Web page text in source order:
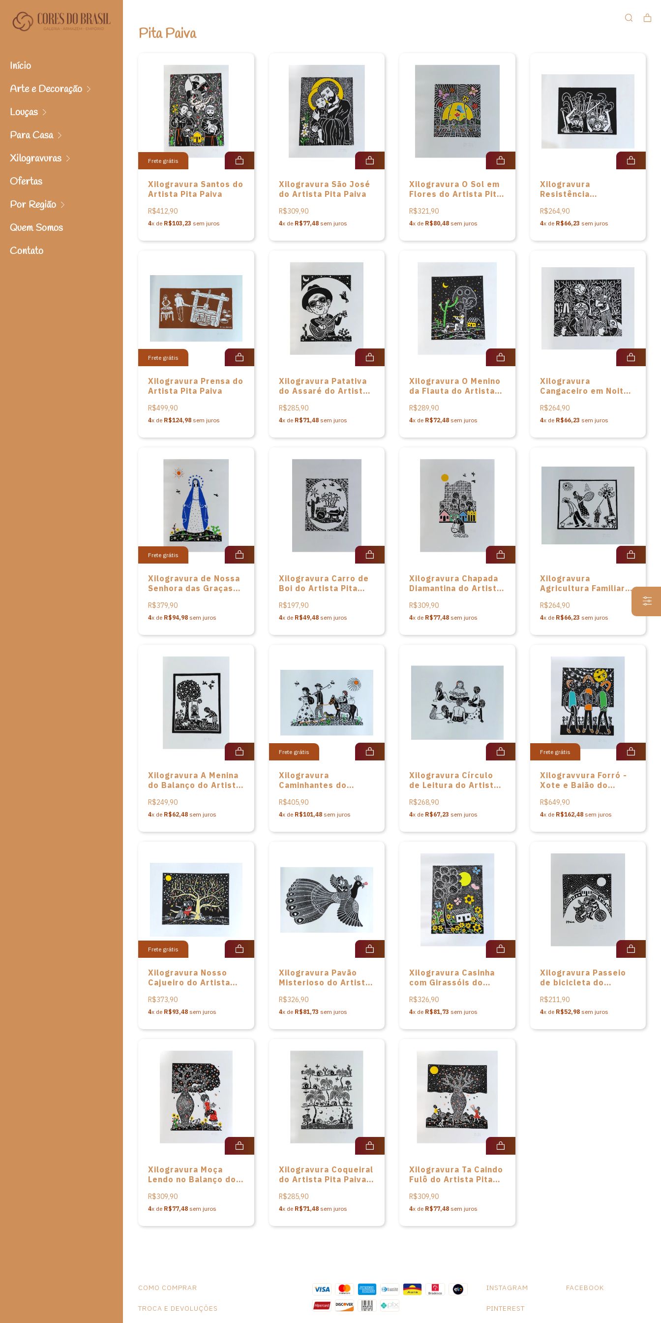
Início
Arte e Decoração
Louças
Para Casa
Xilogravuras
Ofertas
Por Região
Quem Somos
Contato
Pita Paiva
Frete grátis
Xilogravura Santos do
Artista Pita Paiva
R$412,90
4x de R$103,23 sem juros
Xilogravura São José
do Artista Pita Paiva
R$309,90
4x de R$77,48sem juros
Xilogravura O Sol em
Flores do Artista Pita
R$321,90
4x de R$80,48 sem juros
Xilogravura
Resistência
Pita Paiva
R$264,90
4x de R$66,23 sem juros
Frete grátis
Xilogravura Prensa do
Artista Pita Paiva
R$499,90
4x de R$124,98 sem juros
Xilogravura Patativa
do Assaré do Artista
R$285,90
4x de R$71,48sem juros
Xilogravura O Menino
da Flauta do Artista
R$289,90
4x de R$72,48 sem juros
Xilogravura
Cangaceiro em Noite
Paiva
R$264,90
4x de R$66,23 sem juros
Frete grátis
Xilogravura de Nossa
Senhora das Graças
R$379,90
4x de R$94,98 sem juros
Xilogravura Carro de
Boi do Artista Pita
R$197,90
4x de R$49,48sem juros
Xilogravura Chapada
Diamantina do Artista
R$309,90
4x de R$77,48 sem juros
Xilogravura
Agricultura Familiar
R$264,90
4x de R$66,23 sem juros
Xilogravura A Menina
do Balanço do Artista
R$249,90
4x de R$62,48 sem juros
Frete grátis
Xilogravura
Caminhantes do
R$405,90
4x de R$101,48sem juros
Xilogravura Círculo
de Leitura do Artista
R$268,90
4x de R$67,23 sem juros
Frete grátis
Xilogravvura Forró -
Xote e Baião do
R$649,90
4x de R$162,48sem juros
Frete grátis
Xilogravura Nosso
Cajueiro do Artista
R$373,90
4x de R$93,48 sem juros
Xilogravura Pavão
Misterioso do Artista
R$326,90
4x de R$81,73 sem juros
Xilogravura Casinha
com Girassóis do
R$326,90
4x de R$81,73 sem juros
Xilogravura Passeio
de bicicleta do
R$211,90
4x de R$52,98sem juros
Xilogravura Moça
Lendo no Balanço do
R$309,90
4x de R$77,48 sem juros
Xilogravura Coqueiral
do Artista Pita Paiva -
R$285,90
4x de R$71,48sem juros
Xilogravura Ta Caindo
Fulô do Artista Pita
R$309,90
4x de R$77,48 sem juros
COMO COMPRAR
TROCA E DEVOLUÇÕES
INSTAGRAM FACEBOOK
PINTEREST